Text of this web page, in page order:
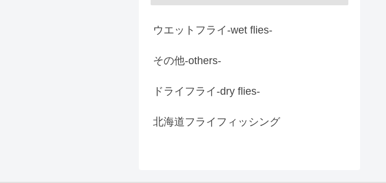
ウエットフライ-wet flies-
その他-others-
ドライフライ-dry flies-
北海道フライフィッシング